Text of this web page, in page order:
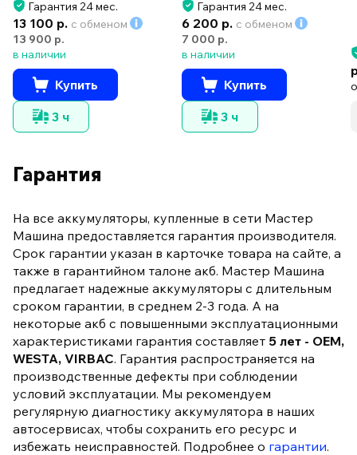
Гарантия 24 мес.
13 100 р. с обменом
13 900 р.
в наличии
Купить
3 ч
Гарантия 24 мес.
6 200 р. с обменом
7 000 р.
в наличии
Купить
3 ч
Гарантия
На все аккумуляторы, купленные в сети Мастер
Машина предоставляется гарантия производителя.
Срок гарантии указан в карточке товара на сайте, а
также в гарантийном талоне акб. Мастер Машина
предлагает надежные аккумуляторы с длительным
сроком гарантии, в среднем 2-3 года. А на
некоторые акб с повышенными эксплуатационными
характеристиками гарантия составляет 5 лет - OEM,
WESTA, VIRBAC. Гарантия распространяется на
производственные дефекты при соблюдении
условий эксплуатации. Мы рекомендуем
регулярную диагностику аккумулятора в наших
автосервисах, чтобы сохранить его ресурс и
избежать неисправностей. Подробнее о гарантии.